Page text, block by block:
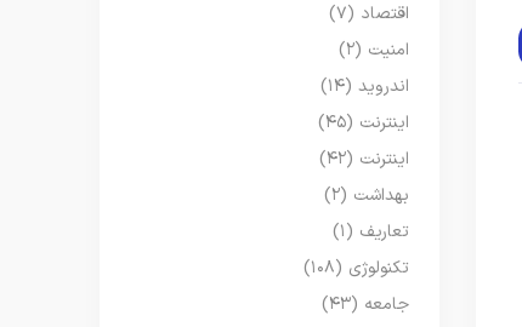
اقتصاد (۷)
امنیت (۲)
اندروید (۱۴)
اینترنت (۴۵)
اینترنت (۴۲)
بهداشت (۲)
تعاریف (۱)
تکنولوژی (۱۰۸)
جامعه (۴۳)